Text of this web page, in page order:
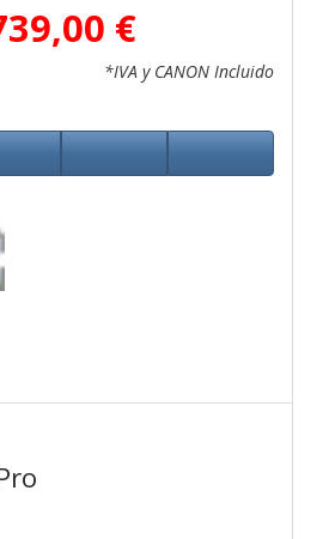
€
*IVA y CANON Incluido